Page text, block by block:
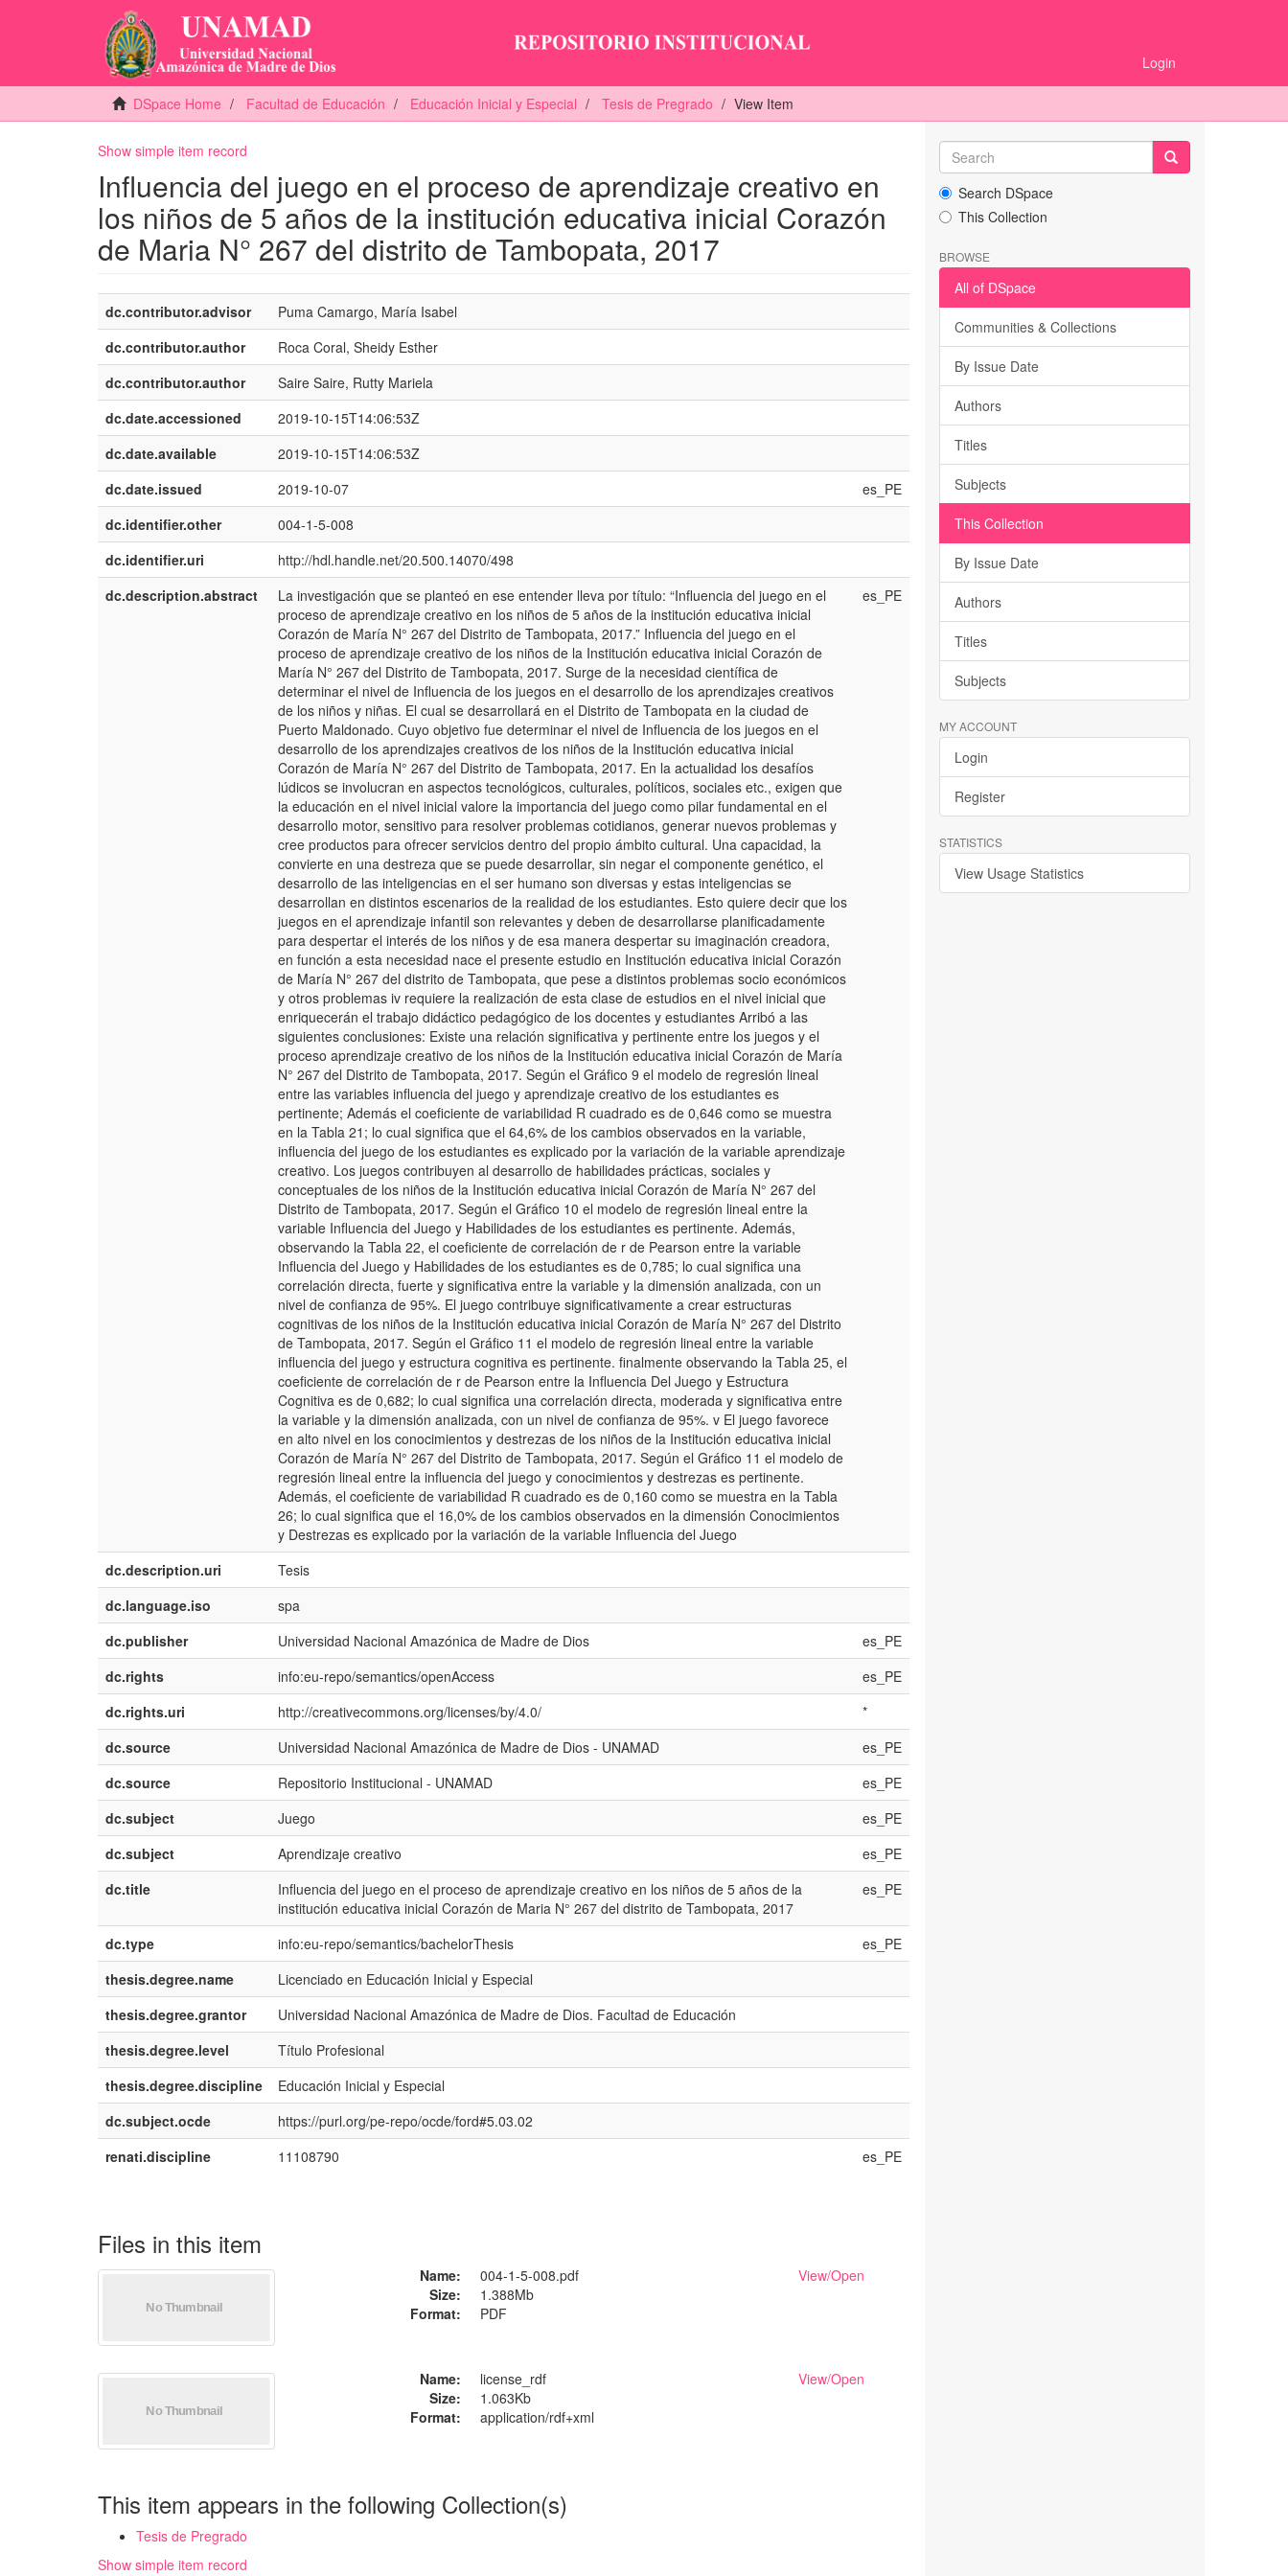
Login
DSpace Home Facultad de Educación Educación Inicial y Especial Tesis de Pregrado View Item
Show simple item record
Influencia del juego en el proceso de aprendizaje creativo en
los niños de 5 años de la institución educativa inicial Corazón
de Maria N° 267 del distrito de Tambopata, 2017
dc.contributor.advisor
Puma Camargo, María Isabel
dc.contributor.author
Roca Coral, Sheidy Esther
dc.contributor.author
Saire Saire, Rutty Mariela
dc.date.accessioned
2019-10-15T14:06:53Z
dc.date.available
2019-10-15T14:06:53Z
dc.date.issued
2019-10-07
es_PE
dc.identifier.other
004-1-5-008
dc.identifier.uri
http://hdl.handle.net/20.500.14070/498
dc.description.abstract
La investigación que se planteó en ese entender lleva por título: “Influencia del juego en el
proceso de aprendizaje creativo en los niños de 5 años de la institución educativa inicial
Corazón de María N° 267 del Distrito de Tambopata, 2017.” Influencia del juego en el
proceso de aprendizaje creativo de los niños de la Institución educativa inicial Corazón de
María N° 267 del Distrito de Tambopata, 2017. Surge de la necesidad científica de
determinar el nivel de Influencia de los juegos en el desarrollo de los aprendizajes creativos
de los niños y niñas. El cual se desarrollará en el Distrito de Tambopata en la ciudad de
Puerto Maldonado. Cuyo objetivo fue determinar el nivel de Influencia de los juegos en el
desarrollo de los aprendizajes creativos de los niños de la Institución educativa inicial
Corazón de María N° 267 del Distrito de Tambopata, 2017. En la actualidad los desafíos
lúdicos se involucran en aspectos tecnológicos, culturales, políticos, sociales etc., exigen que
la educación en el nivel inicial valore la importancia del juego como pilar fundamental en el
desarrollo motor, sensitivo para resolver problemas cotidianos, generar nuevos problemas y
cree productos para ofrecer servicios dentro del propio ámbito cultural. Una capacidad, la
convierte en una destreza que se puede desarrollar, sin negar el componente genético, el
desarrollo de las inteligencias en el ser humano son diversas y estas inteligencias se
desarrollan en distintos escenarios de la realidad de los estudiantes. Esto quiere decir que los
juegos en el aprendizaje infantil son relevantes y deben de desarrollarse planificadamente
para despertar el interés de los niños y de esa manera despertar su imaginación creadora,
en función a esta necesidad nace el presente estudio en Institución educativa inicial Corazón
de María N° 267 del distrito de Tambopata, que pese a distintos problemas socio económicos
y otros problemas iv requiere la realización de esta clase de estudios en el nivel inicial que
enriquecerán el trabajo didáctico pedagógico de los docentes y estudiantes Arribó a las
siguientes conclusiones: Existe una relación significativa y pertinente entre los juegos y el
proceso aprendizaje creativo de los niños de la Institución educativa inicial Corazón de María
N° 267 del Distrito de Tambopata, 2017. Según el Gráfico 9 el modelo de regresión lineal
entre las variables influencia del juego y aprendizaje creativo de los estudiantes es
pertinente; Además el coeficiente de variabilidad R cuadrado es de 0,646 como se muestra
en la Tabla 21; lo cual significa que el 64,6% de los cambios observados en la variable,
influencia del juego de los estudiantes es explicado por la variación de la variable aprendizaje
creativo. Los juegos contribuyen al desarrollo de habilidades prácticas, sociales y
conceptuales de los niños de la Institución educativa inicial Corazón de María N° 267 del
Distrito de Tambopata, 2017. Según el Gráfico 10 el modelo de regresión lineal entre la
variable Influencia del Juego y Habilidades de los estudiantes es pertinente. Además,
observando la Tabla 22, el coeficiente de correlación de r de Pearson entre la variable
Influencia del Juego y Habilidades de los estudiantes es de 0,785; lo cual significa una
correlación directa, fuerte y significativa entre la variable y la dimensión analizada, con un
nivel de confianza de 95%. El juego contribuye significativamente a crear estructuras
cognitivas de los niños de la Institución educativa inicial Corazón de María N° 267 del Distrito
de Tambopata, 2017. Según el Gráfico 11 el modelo de regresión lineal entre la variable
influencia del juego y estructura cognitiva es pertinente. finalmente observando la Tabla 25, el
coeficiente de correlación de r de Pearson entre la Influencia Del Juego y Estructura
Cognitiva es de 0,682; lo cual significa una correlación directa, moderada y significativa entre
la variable y la dimensión analizada, con un nivel de confianza de 95%. v El juego favorece
en alto nivel en los conocimientos y destrezas de los niños de la Institución educativa inicial
Corazón de María N° 267 del Distrito de Tambopata, 2017. Según el Gráfico 11 el modelo de
regresión lineal entre la influencia del juego y conocimientos y destrezas es pertinente.
Además, el coeficiente de variabilidad R cuadrado es de 0,160 como se muestra en la Tabla
26; lo cual significa que el 16,0% de los cambios observados en la dimensión Conocimientos
y Destrezas es explicado por la variación de la variable Influencia del Juego
es_PE
dc.description.uri
Tesis
dc.language.iso
spa
dc.publisher
Universidad Nacional Amazónica de Madre de Dios
es_PE
dc.rights
info:eu-repo/semantics/openAccess
es_PE
dc.rights.uri
http://creativecommons.org/licenses/by/4.0/
*
dc.source
Universidad Nacional Amazónica de Madre de Dios - UNAMAD
es_PE
dc.source
Repositorio Institucional - UNAMAD
es_PE
dc.subject
Juego
es_PE
dc.subject
Aprendizaje creativo
es_PE
dc.title
Influencia del juego en el proceso de aprendizaje creativo en los niños de 5 años de la
institución educativa inicial Corazón de Maria N° 267 del distrito de Tambopata, 2017
es_PE
dc.type info:eu-repo/semantics/bachelorThesis
es_PE
thesis.degree.name
Licenciado en Educación Inicial y Especial
thesis.degree.grantor
Universidad Nacional Amazónica de Madre de Dios. Facultad de Educación
thesis.degree.level
Título Profesional
thesis.degree.discipline
Educación Inicial y Especial
dc.subject.ocde
https://purl.org/pe-repo/ocde/ford#5.03.02
renati.discipline
11108790 es_PE
Files in this item
Name:
004-1-5-008.pdf
Size:
1.388Mb
Format:
PDF
View/Open
Name:
license_rdf
Size:
1.063Kb
Format:
application/rdf+xml
View/Open
This item appears in the following Collection(s)
Tesis de Pregrado
Show simple item record
Search DSpace
This Collection
BROWSE
All of DSpace
Communities & Collections
By Issue Date
Authors
Titles
Subjects
This Collection
By Issue Date
Authors
Titles
Subjects
MY ACCOUNT
Login
Register
STATISTICS
View Usage Statistics